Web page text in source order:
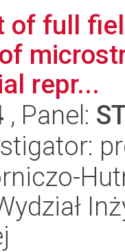
of full
repr...
, Panel: